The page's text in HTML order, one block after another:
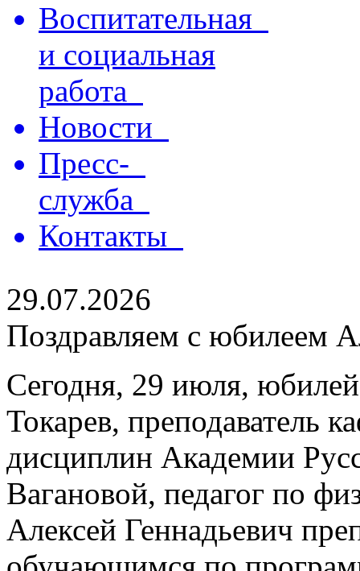
Воспитательная
и социальная
работа
Новости
Пресс-
служба
Контакты
29.07.2026
Поздравляем с юбилеем
Сегодня, 29 июля,
Токарев, преподаватель
дисциплин Академии
Вагановой, педагог по
Алексей Геннадьевич